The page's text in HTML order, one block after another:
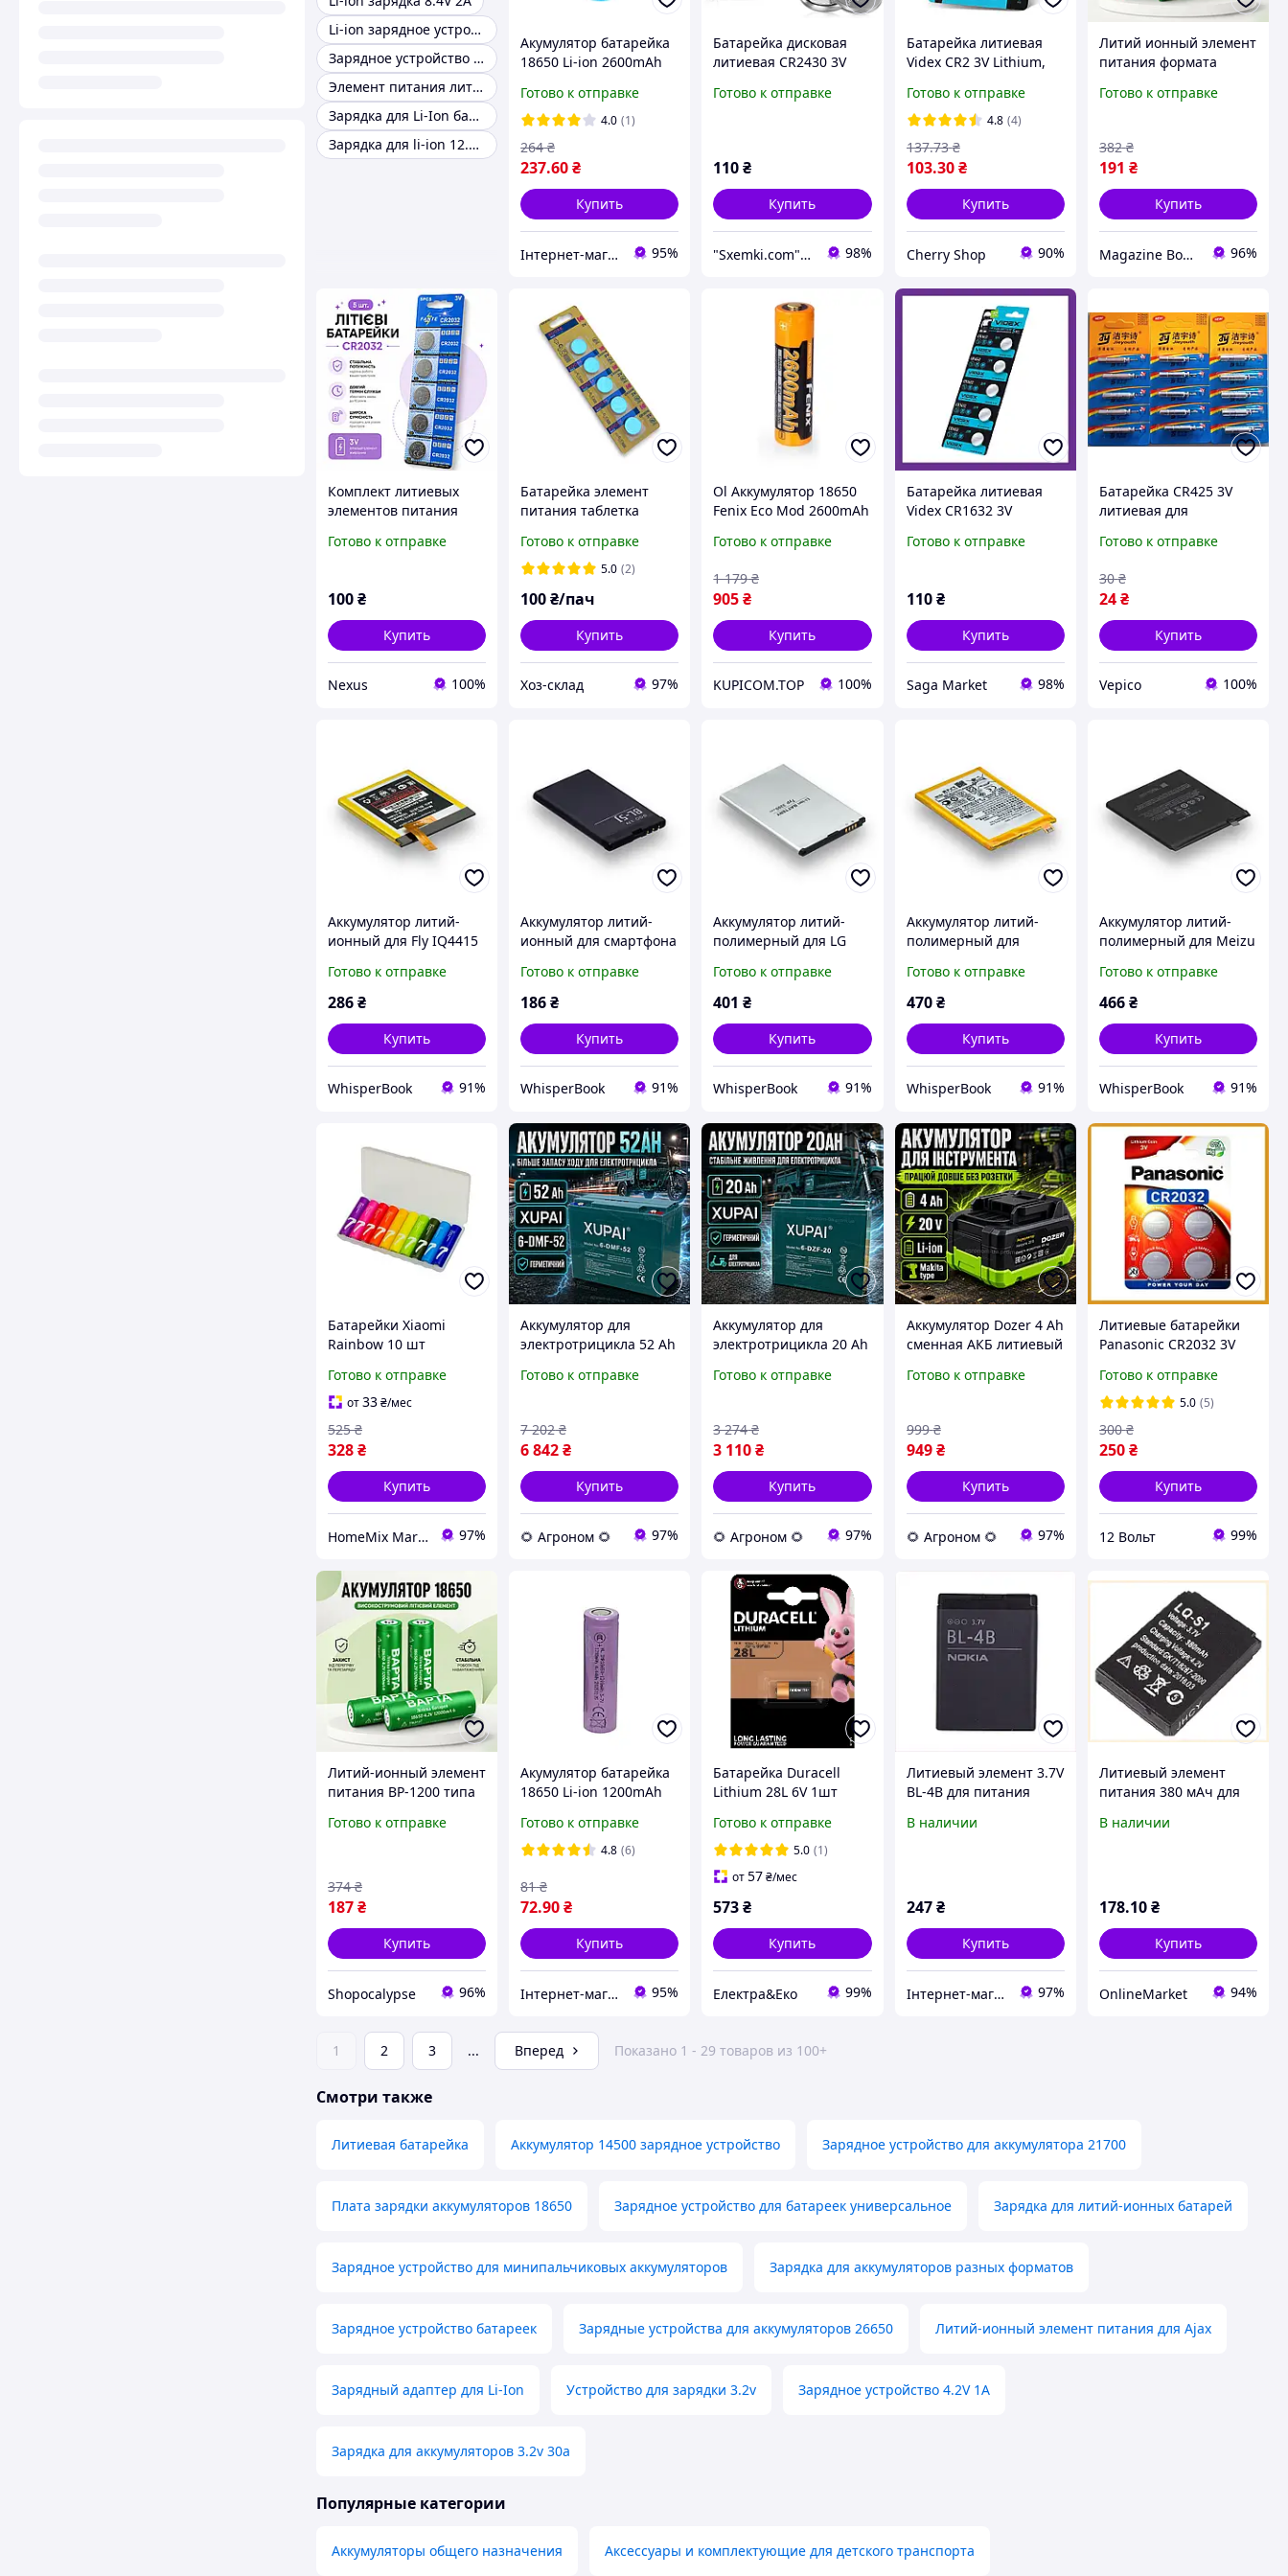
Li-ion зарядное устройство 8.4V 2A
Зарядное устройство литий
Элемент питания литиевый
Зарядка для Li-Ion батареи TP4056
Зарядка для li-ion 12.6v 10a
Акумулятор батарейка
18650 Li-ion 2600mAh
Готово к отправке
4.0 (1)
237.60₴
264 ₴
Купить
Інтернет-магазин товарів для дому "The Rechi" 95%
Батарейка дисковая
литиевая CR2430 3V
элемент питания
(1 шт)
Готово к отправке
110₴
Купить
"Sxemki.com": Электроника, схемы, модули! 98%
Батарейка литиевая
Videx CR2 3V Lithium,
фотокамер и датчиков,
1 шт BLISTER CARD AL
Готово к отправке
4.8 (4)
103.30 ₴
137.73 ₴
Купить
Cherry Shop 90%
Литий ионный элемент
питания формата
электронных приборов
оборудования
Готово к отправке
191 ₴
382 ₴
Купить
Magazine Bonya 96%
Комплект литиевых
элементов питания
электронных устройств
Готово к отправке
100₴
Купить
Nexus 100%
Батарейка элемент
питания таблетка
литиевая уп.5 штук для
часов, пультов, весов
Готово к отправке
5.0 (2)
100₴/пач
Купить
Хоз-склад 97%
Ol Аккумулятор 18650
Fenix Eco Mod 2600mAh
приборов литиевый
TOP22-G
Готово к отправке
905₴
1 179 ₴
Купить
KUPICOM.TOP 100%
Батарейка литиевая
Videx CR1632 3V
электроники и
5 шт.
Готово к отправке
110 ₴
Купить
Saga Market 98%
Батарейка CR425 3V
литиевая для
сигнализаторов
аксессуаров, элемент
питания 25 mAh
Готово к отправке
24₴
30 ₴
Купить
Vepico 100%
Аккумулятор литий-
ионный для Fly IQ4415
смартфона
портативный элемент
Готово к отправке
286₴
Купить
WhisperBook 91%
Аккумулятор литий-
ионный для смартфона
батареи для телефона
портативный элемент
Готово к отправке
186₴
Купить
WhisperBook 91%
Аккумулятор литий-
полимерный для LG
батарея для смартфона
портативный элемент
Готово к отправке
401 ₴
Купить
WhisperBook 91%
Аккумулятор литий-
полимерный для
ZenFone 2 3000 мАч
батарея для телефона
Готово к отправке
470 ₴
Купить
WhisperBook 91%
Аккумулятор литий-
полимерный для Meizu
логотипа батарея для
смартфона
пи
Готово к отправке
466₴
Купить
WhisperBook 91%
Батарейки Xiaomi
Rainbow 10 шт
питания для пультов
игрушек и гаджетов
типа AAA
Готово к отправке
от33₴/мес
328₴
525 ₴
Купить
HomeMix Market 97%
Аккумулятор для
электротрицикла 52 Ah
элемент питания
Готово к отправке
6 842₴
7 202 ₴
Купить
🌻 Агроном 🌻 97%
Аккумулятор для
электротрицикла 20 Ah
элемент питания
Готово к отправке
3 110₴
3 274 ₴
Купить
🌻 Агроном 🌻 97%
Аккумулятор Dozer 4 Ah
сменная АКБ литиевый
совместимой техники
Готово к отправке
949 ₴
999 ₴
Купить
🌻 Агроном 🌻 97%
Литиевые батарейки
Panasonic CR2032 3V
комплект 4 штуки,
элементы питания (4
шт)
Готово к отправке
5.0 (5)
250₴
300 ₴
Купить
12 Вольт 99%
Литий-ионный элемент
питания BP-1200 типа
электроники, фонарей
Готово к отправке
187₴
374 ₴
Купить
Shopocalypse 96%
Акумулятор батарейка
18650 Li-ion 1200mAh
наконечник)
Готово к отправке
4.8 (6)
72.90₴
81 ₴
Купить
Інтернет-магазин товарів для дому "The Rechi" 95%
Батарейка Duracell
Lithium 28L 6V 1шт
фотоаппаратов и
сигнализаций
Готово к отправке
5.0 (1)
от57₴/мес
573₴
Купить
Електра&Еко 99%
Литиевый элемент 3.7V
BL-4B для питания
В наличии
247 ₴
Купить
Інтернет-магазин enJoy 97%
Литиевый элемент
питания 380 мАч для
6P87MC4302
В наличии
178.10₴
Купить
OnlineMarket 94%
1 2 3 ... Вперед Показано 1 - 29 товаров из 100+
Смотри также
Литиевая батарейка Аккумулятор 14500 зарядное устройство Зарядное устройство для аккумулятора 21700
Плата зарядки аккумуляторов 18650 Зарядное устройство для батареек универсальное Зарядка для литий-ионных батарей
Зарядное устройство для минипальчиковых аккумуляторов Зарядка для аккумуляторов разных форматов
Зарядное устройство батареек Зарядные устройства для аккумуляторов 26650 Литий-ионный элемент питания для Ajax
Зарядный адаптер для Li-Ion Устройство для зарядки 3.2v Зарядное устройство 4.2V 1A
Зарядка для аккумуляторов 3.2v 30a
Популярные категории
Аккумуляторы общего назначения Аксессуары и комплектующие для детского транспорта